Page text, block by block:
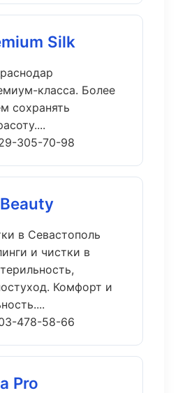
Silk
класса. Более
сохранять
305-70-98
в Севастополь
и чистки в
Комфорт и
478-58-66
Pro